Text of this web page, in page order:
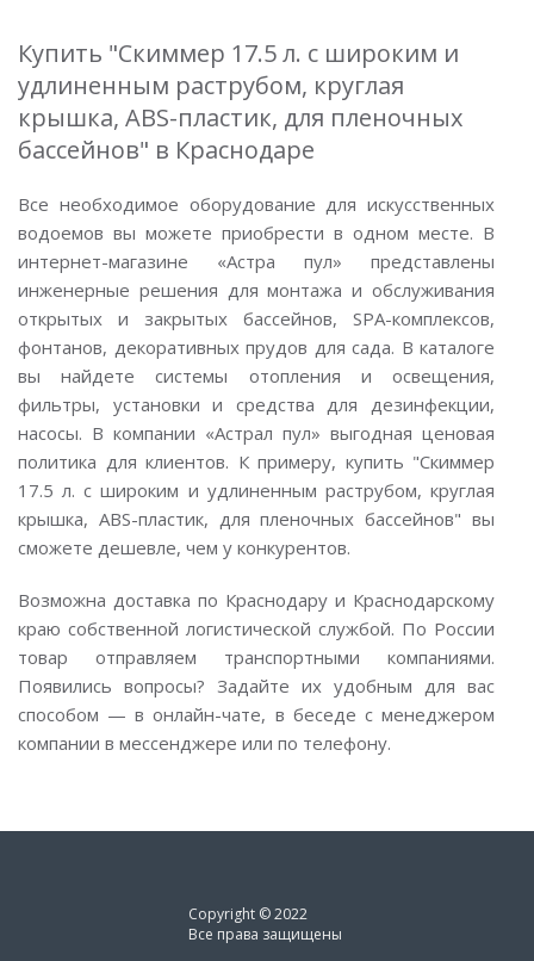
Купить "Скиммер 17.5 л. с широким и
удлиненным раструбом, круглая
крышка, ABS-пластик, для пленочных
бассейнов" в Краснодаре
Все необходимое оборудование для искусственных
водоемов вы можете приобрести в одном месте. В
интернет-магазине «Астра пул» представлены
инженерные решения для монтажа и обслуживания
открытых и закрытых бассейнов, SPA-комплексов,
фонтанов, декоративных прудов для сада. В каталоге
вы найдете системы отопления и освещения,
фильтры, установки и средства для дезинфекции,
насосы. В компании «Астрал пул» выгодная ценовая
политика для клиентов. К примеру, купить "Скиммер
17.5 л. с широким и удлиненным раструбом, круглая
крышка, ABS-пластик, для пленочных бассейнов" вы
сможете дешевле, чем у конкурентов.
Возможна доставка по Краснодару и Краснодарскому
краю собственной логистической службой. По России
товар отправляем транспортными компаниями.
Появились вопросы? Задайте их удобным для вас
способом — в онлайн-чате, в беседе с менеджером
компании в мессенджере или по телефону.
Copyright © 2022
Все права защищены